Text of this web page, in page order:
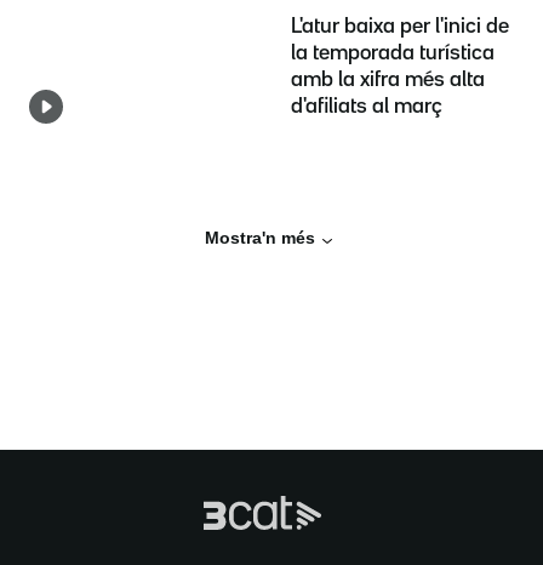
L'atur baixa per l'inici de
la temporada turística
amb la xifra més alta
d'afiliats al març
Mostra'n més